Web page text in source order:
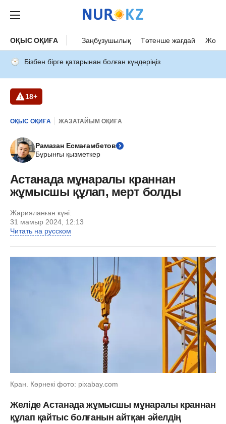
ОҚЫС ОҚИҒА Заңбұзушылық Төтенше жағдай Жол
Бізбен бірге қатарынан болған күндеріңіз
18+
ОҚЫС ОҚИҒА ЖАЗАТАЙЫМ ОҚИҒА
Рамазан Есмағамбетов
Бұрынғы қызметкер
Астанада мұнаралы краннан
жұмысшы құлап, мерт болды
Жарияланған күні:
31 мамыр 2024, 12:13
Читать на русском
Кран. Көрнекі фото: pixabay.com
Желіде Астанада жұмысшы мұнаралы краннан
құлап қайтыс болғанын айтқан әйелдің